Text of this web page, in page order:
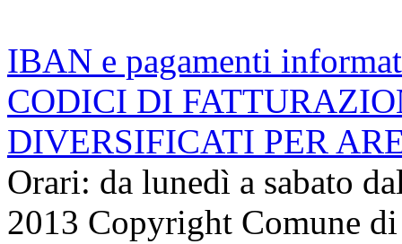
IBAN e pagamenti
CODICI DI
DIVERSIFICATI PER
Orari: da lunedì a sabato
2013 Copyright Comune